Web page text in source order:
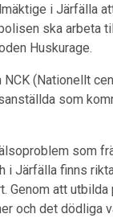
i Järfälla
ska arbeta
Huskurage.
(Nationellt
som
som
i Järfälla finns
Genom att
och det dödliga